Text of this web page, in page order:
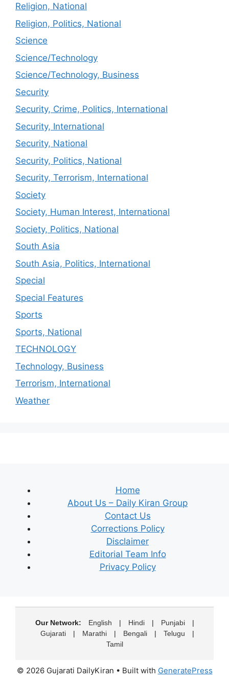
Religion, National
Religion, Politics, National
Science
Science/Technology
Science/Technology, Business
Security
Security, Crime, Politics, International
Security, International
Security, National
Security, Politics, National
Security, Terrorism, International
Society
Society, Human Interest, International
Society, Politics, National
South Asia
South Asia, Politics, International
Special
Special Features
Sports
Sports, National
TECHNOLOGY
Technology, Business
Terrorism, International
Weather
Home
About Us – Daily Kiran Group
Contact Us
Corrections Policy
Disclaimer
Editorial Team Info
Privacy Policy
Our Network: English | Hindi | Punjabi
|
Gujarati
| Marathi | Bengali | Telugu
|
Tamil
© 2026 Gujarati DailyKiran • Built with GeneratePress